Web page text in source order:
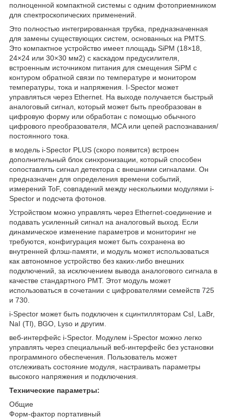
полноценной компактной системы с одним фотоприемником
для спектроскопических применений.
Это полностью интегрированная трубка, предназначенная
для замены существующих систем, основанных на PMTS.
Это компактное устройство имеет площадь SiPM (18×18,
24×24 или 30×30 мм2) с каскадом предусилителя,
встроенным источником питания для смещения SiPM с
контуром обратной связи по температуре и монитором
температуры, тока и напряжения. I-Spector может
управляться через Ethernet. На выходе получается быстрый
аналоговый сигнал, который может быть преобразован в
цифровую форму или обработан с помощью обычного
цифрового преобразователя, MCA или цепей распознавания/
постоянного тока.
в модель i-Spector PLUS (скоро появится) встроен
дополнительный блок синхронизации, который способен
сопоставлять сигнал детектора с внешними сигналами. Он
предназначен для определения времени событий,
измерений ToF, совпадений между несколькими модулями i-
Spector и подсчета фотонов.
Устройством можно управлять через Ethernet-соединение и
подавать усиленный сигнал на аналоговый выход. Если
динамическое изменение параметров и мониторинг не
требуются, конфигурация может быть сохранена во
внутренней флэш-памяти, и модуль может использоваться
как автономное устройство без каких-либо внешних
подключений, за исключением вывода аналогового сигнала в
качестве стандартного PMT. Этот модуль может
использоваться в сочетании с цифрователями семейств 725
и 730.
i-Spector может быть подключен к сцинтилляторам CsI, LaBr,
NaI (Tl), BGO, Lyso и другим.
веб-интерфейс i-Spector. Модулем i-Spector можно легко
управлять через специальный веб-интерфейс без установки
программного обеспечения. Пользователь может
отслеживать состояние модуля, настраивать параметры
высокого напряжения и подключения.
Технические параметры:
Общие
Форм-фактор портативный